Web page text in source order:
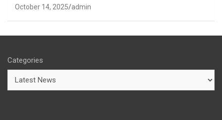
October 14, 2025 admin
Categories